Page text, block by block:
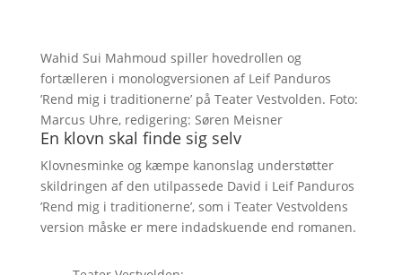
Wahid Sui Mahmoud spiller hovedrollen og
fortælleren i monologversionen af Leif Panduros
’Rend mig i traditionerne’ på Teater Vestvolden. Foto:
Marcus Uhre, redigering: Søren Meisner
En klovn skal finde sig selv
Klovnesminke og kæmpe kanonslag understøtter
skildringen af den utilpassede David i Leif Panduros
’Rend mig i traditionerne’, som i Teater Vestvoldens
version måske er mere indadskuende end romanen.